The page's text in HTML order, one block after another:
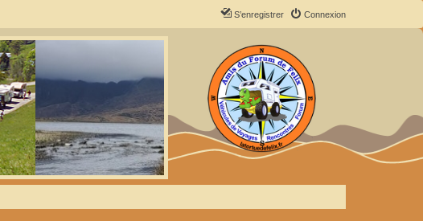
Connexion
S’enregistrer